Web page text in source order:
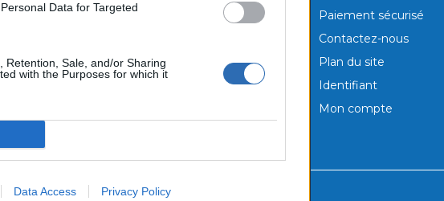
Data for Targeted
Retention, Sale, and/or Sharing
with the Purposes for which it
Data Access Privacy Policy
Paiement sécurisé
Contactez-nous
Plan du site
Identifiant
Mon compte